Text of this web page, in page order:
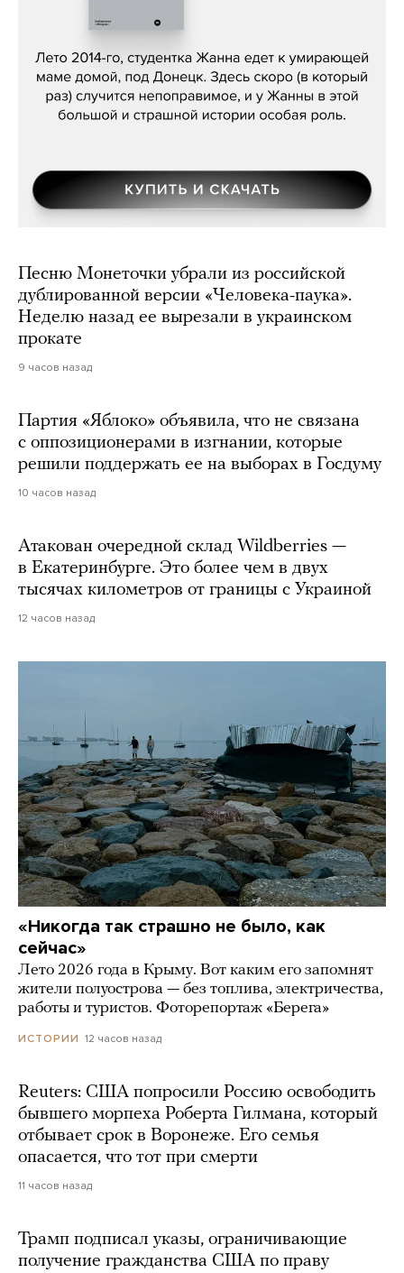
Сергей Лебедев, «Белая дама»
Песню Монеточки убрали из российской
дублированной версии «Человека-паука».
Неделю назад ее вырезали в украинском
прокате
9 часов назад
Партия «Яблоко» объявила, что не связана
с оппозиционерами в изгнании, которые
решили поддержать ее на выборах в Госдуму
10 часов назад
Атакован очередной склад Wildberries —
в Екатеринбурге. Это более чем в двух
тысячах километров от границы с Украиной
12 часов назад
«Никогда так страшно не было, как
сейчас»
Лето 2026 года в Крыму. Вот каким его запомнят
жители полуострова — без топлива, электричества,
работы и туристов. Фоторепортаж «Берега»
ИСТОРИИ 12 часов назад
Reuters: США попросили Россию освободить
бывшего морпеха Роберта Гилмана, который
отбывает срок в Воронеже. Его семья
опасается, что тот при смерти
11 часов назад
Трамп подписал указы, ограничивающие
получение гражданства США по праву